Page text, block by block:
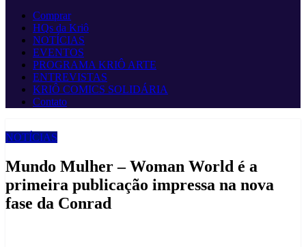
Comprar
HQs da Kriô
NOTÍCIAS
EVENTOS
PROGRAMA KRIÔ ARTE
ENTREVISTAS
KRIÔ COMICS SOLIDÁRIA
Contato
NOTÍCIAS
Mundo Mulher – Woman World é a
primeira publicação impressa na nova
fase da Conrad